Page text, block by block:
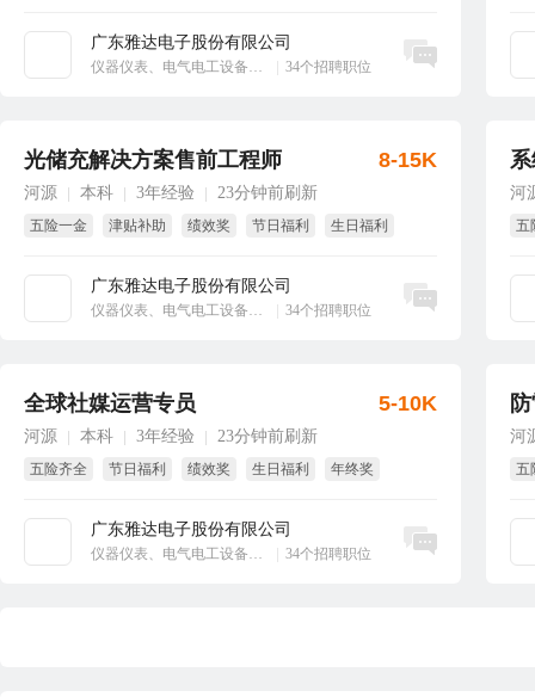
广东雅达电子股份有限公司
仪器仪表、电气电工设备、工业自动化 34个招聘职位
立即沟通
光储充解决方案售前工程师
河源 本科 3年经验 23分钟前刷新
五险一金 津贴补助 绩效奖 节日福利
生日福利
广东雅达电子股份有限公司
仪器仪表、电气电工设备、工业自动化 34个招聘职位
8-15K
立即沟通
河
五
全球社媒运营专员
河源 本科 3年经验 23分钟前刷新
五险齐全 节日福利 绩效奖 生日福利
年终奖
广东雅达电子股份有限公司
仪器仪表、电气电工设备、工业自动化 34个招聘职位
5-10K
立即沟通
河
五